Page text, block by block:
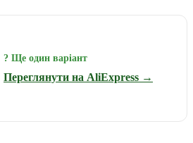
? Ще один варіант
Переглянути на AliExpress →